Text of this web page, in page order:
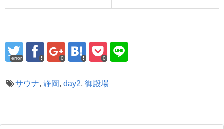
error 0 0
サウナ, 静岡, day2, 御殿場